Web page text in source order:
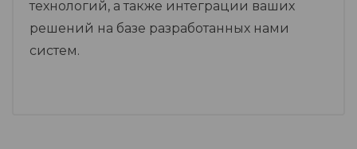
технологий, а также интеграции ваших
решений на базе разработанных нами
систем.